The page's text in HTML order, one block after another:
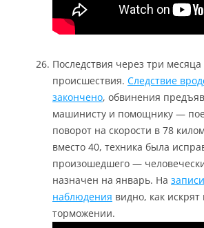
Последствия через три месяца
происшествия. Следствие
закончено, обвинения
машинисту и помощнику —
поворот на скорости в 78
вместо 40, техника была
произошедшего —
назначен на январь. На
наблюдения видно, как искрят
торможении.